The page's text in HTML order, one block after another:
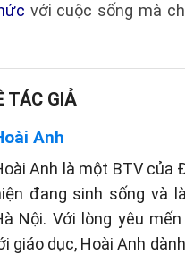
với cuộc sống mà
TÁC GIẢ
Anh
Anh là một BTV của
đang sinh sống và
Nội. Với lòng yêu
giáo dục, Hoài Anh